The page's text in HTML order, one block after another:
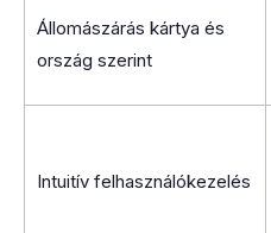
Állomászárás kártya és
ország szerint
Intuitív felhasználókezelés